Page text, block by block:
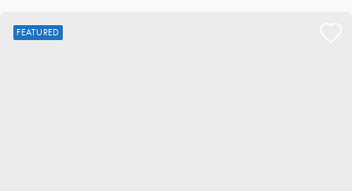
FEATURED